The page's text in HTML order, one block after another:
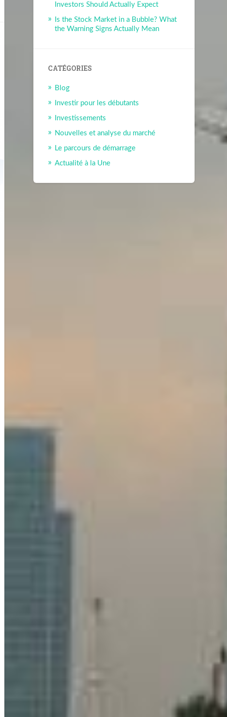
Investors Should Actually Expect
Is the Stock Market in a Bubble? What
the Warning Signs Actually Mean
CATÉGORIES
Blog
Investir pour les débutants
Investissements
Nouvelles et analyse du marché
Le parcours de démarrage
Actualité à la Une